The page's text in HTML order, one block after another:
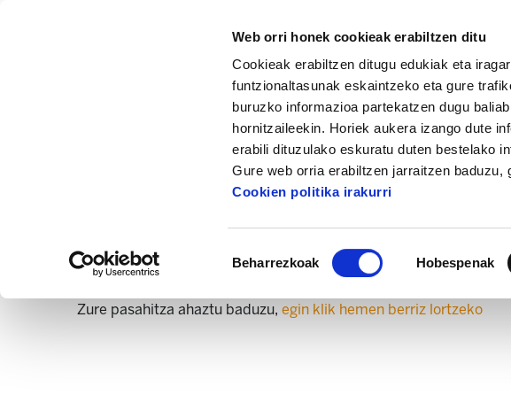
Web orri honek cookieak erabiltzen ditu
Cookieak erabiltzen ditugu edukiak eta
funtzionaltasunak eskaintzeko eta gure
buruzko informazioa partekatzen dugu
hornitzaileekin. Horiek aukera izango dute
erabili dituzulako eskuratu duten bestelako
Gure web orria erabiltzen jarraitzen baduzu,
Cookien politika irakurri
hautatzea
Beharrezkoak Hobespenak
Zure pasahitza ahaztu baduzu, egin klik hemen berriz lortzeko